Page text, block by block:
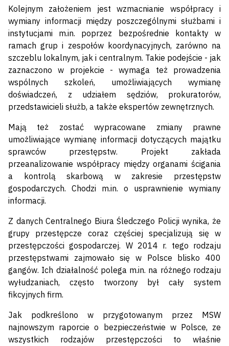
Kolejnym założeniem jest wzmacnianie współpracy i
wymiany informacji między poszczególnymi służbami i
instytucjami m.in. poprzez bezpośrednie kontakty w
ramach grup i zespołów koordynacyjnych, zarówno na
szczeblu lokalnym, jak i centralnym. Takie podejście - jak
zaznaczono w projekcie - wymaga też prowadzenia
wspólnych szkoleń, umożliwiających wymianę
doświadczeń, z udziałem sędziów, prokuratorów,
przedstawicieli służb, a także ekspertów zewnętrznych.
Mają też zostać wypracowane zmiany prawne
umożliwiające wymianę informacji dotyczących majątku
sprawców przestępstw. Projekt zakłada
przeanalizowanie współpracy między organami ścigania
a kontrolą skarbową w zakresie przestępstw
gospodarczych. Chodzi m.in. o usprawnienie wymiany
informacji.
Z danych Centralnego Biura Śledczego Policji wynika, że
grupy przestępcze coraz częściej specjalizują się w
przestępczości gospodarczej. W 2014 r. tego rodzaju
przestępstwami zajmowało się w Polsce blisko 400
gangów. Ich działalność polega m.in. na różnego rodzaju
wyłudzaniach, często tworzony był cały system
fikcyjnych firm.
Jak podkreślono w przygotowanym przez MSW
najnowszym raporcie o bezpieczeństwie w Polsce, ze
wszystkich rodzajów przestępczości to właśnie